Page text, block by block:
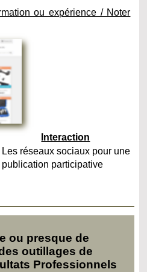
ou expérience / Noter
Interaction
Les réseaux sociaux pour une
publication participative
ou presque de
outillages de
Professionnels